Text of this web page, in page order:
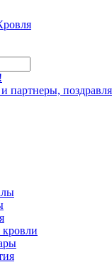
партнеры,